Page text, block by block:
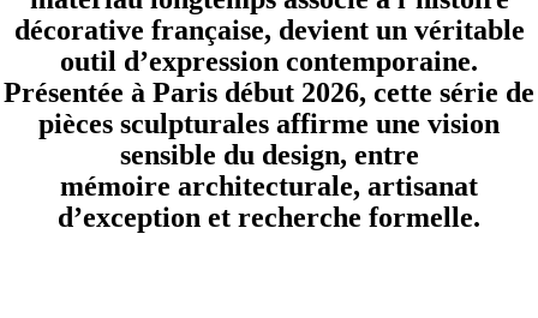
décorative française, devient un véritable
outil d’expression contemporaine.
Présentée à Paris début 2026, cette série de
pièces sculpturales affirme une vision
sensible du design, entre
mémoire architecturale, artisanat
d’exception et recherche formelle.